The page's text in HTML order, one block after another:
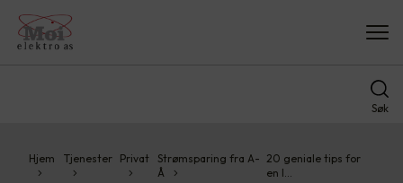
Søk
Hjem Tjenester Privat
Strømsparing fra A-
Å
20 geniale tips for
en l…